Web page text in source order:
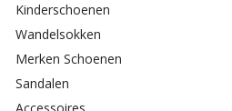
Kinderschoenen
Wandelsokken
Merken Schoenen
Sandalen